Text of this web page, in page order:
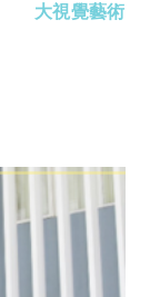
大視覺藝術